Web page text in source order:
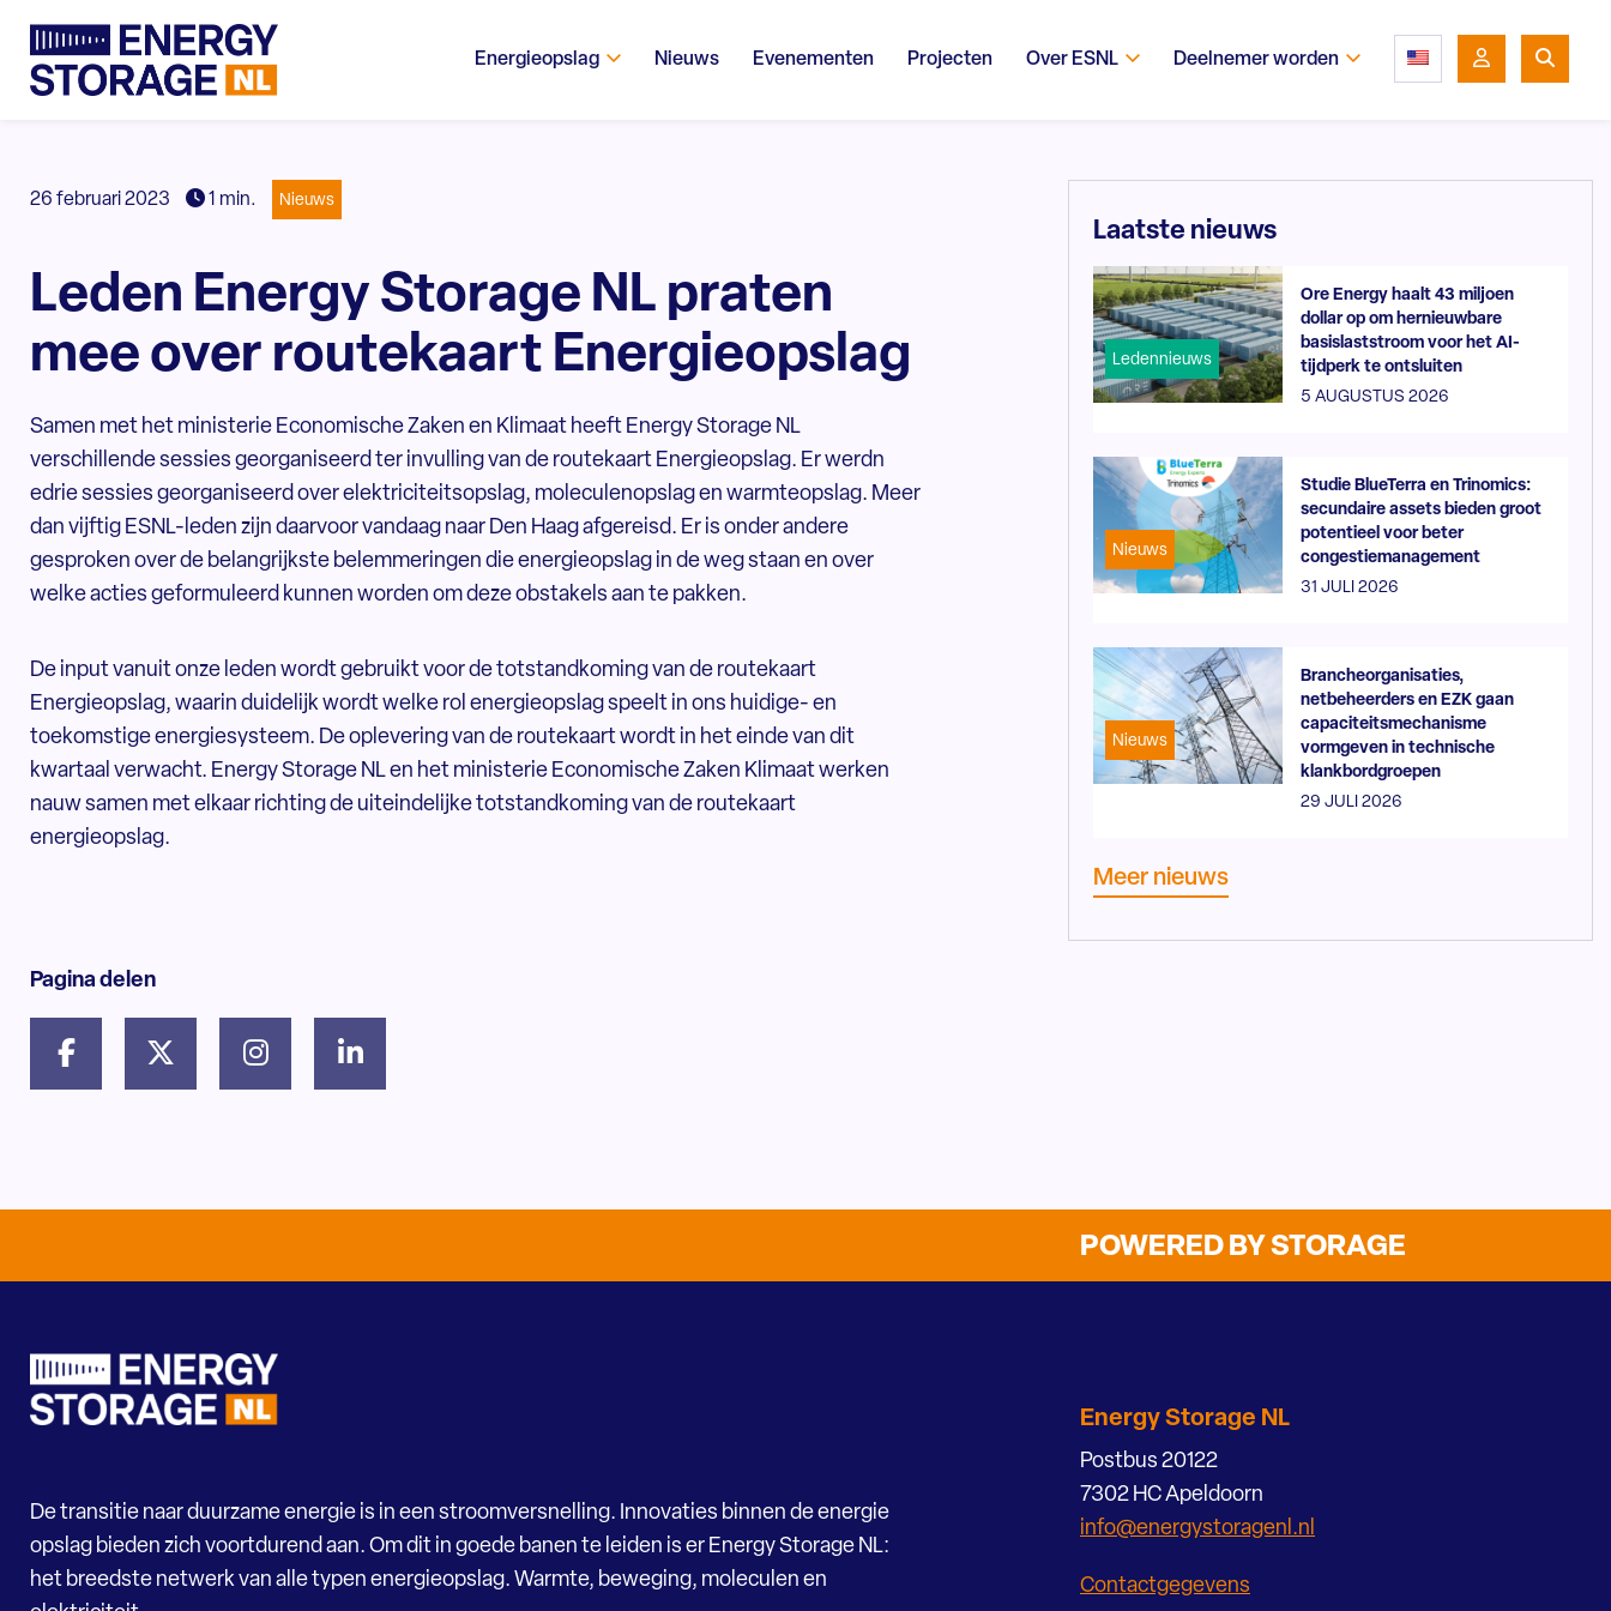
Energieopslag Nieuws Evenementen Projecten Over ESNL Deelnemer worden
26 februari 2023 1 min. Nieuws
Leden Energy Storage NL praten
mee over routekaart Energieopslag
Samen met het ministerie Economische Zaken en Klimaat heeft Energy Storage NL
verschillende sessies georganiseerd ter invulling van de routekaart Energieopslag. Er werdn
edrie sessies georganiseerd over elektriciteitsopslag, moleculenopslag en warmteopslag. Meer
dan vijftig ESNL-leden zijn daarvoor vandaag naar Den Haag afgereisd. Er is onder andere
gesproken over de belangrijkste belemmeringen die energieopslag in de weg staan en over
welke acties geformuleerd kunnen worden om deze obstakels aan te pakken.
De input vanuit onze leden wordt gebruikt voor de totstandkoming van de routekaart
Energieopslag, waarin duidelijk wordt welke rol energieopslag speelt in ons huidige- en
toekomstige energiesysteem. De oplevering van de routekaart wordt in het einde van dit
kwartaal verwacht. Energy Storage NL en het ministerie Economische Zaken Klimaat werken
nauw samen met elkaar richting de uiteindelijke totstandkoming van de routekaart
energieopslag.
Pagina delen
Laatste nieuws
Ledennieuws
Ore Energy haalt 43 miljoen
dollar op om hernieuwbare
basislaststroom voor het AI-
tijdperk te ontsluiten
5 AUGUSTUS 2026
Nieuws
Studie BlueTerra en Trinomics:
secundaire assets bieden groot
potentieel voor beter
congestiemanagement
31 JULI 2026
Nieuws
Brancheorganisaties,
netbeheerders en EZK gaan
capaciteitsmechanisme
vormgeven in technische
klankbordgroepen
29 JULI 2026
Meer nieuws
POWERED BY STORAGE
De transitie naar duurzame energie is in een stroomversnelling. Innovaties binnen de energie
opslag bieden zich voortdurend aan. Om dit in goede banen te leiden is er Energy Storage NL:
het breedste netwerk van alle typen energieopslag. Warmte, beweging, moleculen en
Energy Storage NL
Postbus 20122
7302 HC Apeldoorn
info@energystoragenl.nl
Contactgegevens